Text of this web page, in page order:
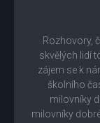
Rozhovory,
skvělých lidí
zájem se k
školního
milovníky
milovníky